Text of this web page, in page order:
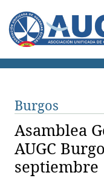
Burgos
Asamblea
AUGC
septiembre